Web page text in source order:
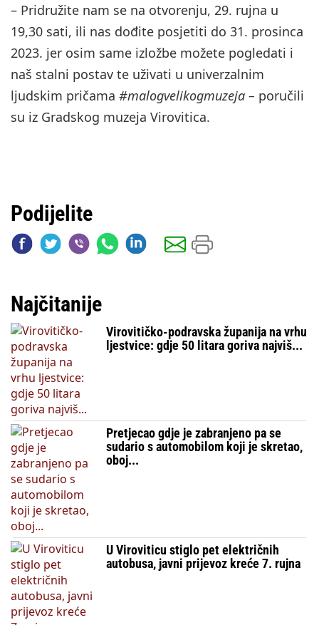
– Pridružite nam se na otvorenju, 29. rujna u
19,30 sati, ili nas dođite posjetiti do 31. prosinca
2023. jer osim same izložbe možete pogledati i
naš stalni postav te uživati u univerzalnim
ljudskim pričama #malogvelikogmuzeja – poručili
su iz Gradskog muzeja Virovitica.
Podijelite
Najčitanije
Virovitičko-podravska županija na vrhu
ljestvice: gdje 50 litara goriva najviš...
Pretjecao gdje je zabranjeno pa se
sudario s automobilom koji je skretao,
oboj...
U Viroviticu stiglo pet električnih
autobusa, javni prijevoz kreće 7. rujna